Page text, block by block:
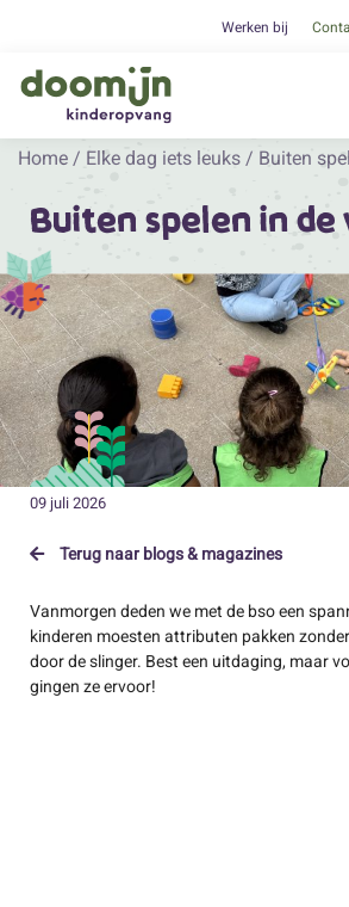
Werken bij
Home / Elke dag iets leuks / Buiten
Buiten spelen in
09 juli 2026
Terug naar blogs & magazines
Vanmorgen deden we met de bso een
kinderen moesten attributen pakken
door de slinger. Best een uitdaging, maar
gingen ze ervoor!